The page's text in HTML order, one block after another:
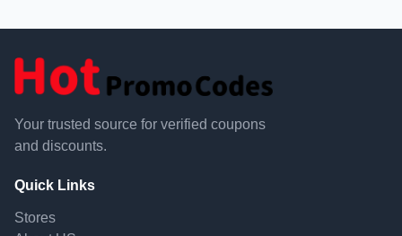
Your trusted source for verified coupons
and discounts.
Quick Links
Stores